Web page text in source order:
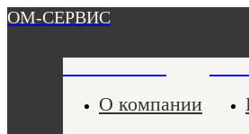
ОМ-СЕРВИС
О компании